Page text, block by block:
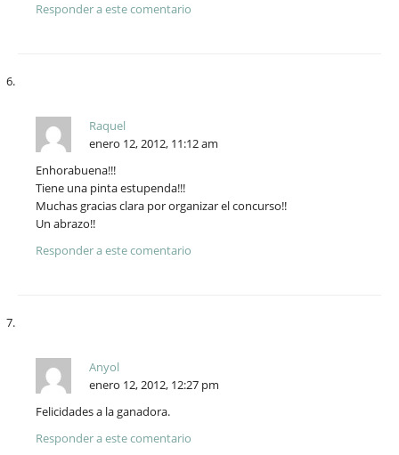
Responder a este comentario
Raquel
enero 12, 2012, 11:12 am
Enhorabuena!!!
Tiene una pinta estupenda!!!
Muchas gracias clara por organizar el concurso!!
Un abrazo!!
Responder a este comentario
Anyol
enero 12, 2012, 12:27 pm
Felicidades a la ganadora.
Responder a este comentario